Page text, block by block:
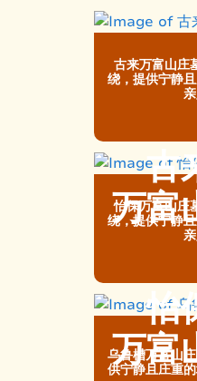
古
万富
古来万富山庄
绕，提供宁静
亲
怡
万富
怡保万富山庄
绕，提供宁静
亲
乌鲁槽万富山
供宁静且庄重的